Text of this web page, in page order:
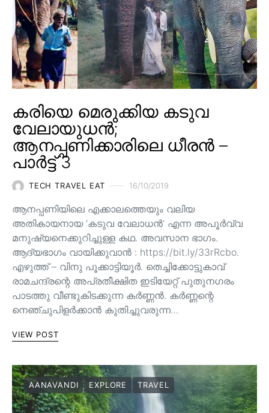
കരിയെ മെരുക്കിയ കടുവ
വേലായുധൻ;
ആനപ്പണിക്കാരിലെ ധീരൻ –
പാർട്ട് 3
TECH TRAVEL EAT 16/10/2019
ആനപ്പണിയിലെ എക്കാലത്തെയും വലിയ
അതികായനായ ‘കടുവ വേലാധൻ’ എന്ന അപൂർവ്വ
മനുഷ്യനെക്കുറിച്ചുള്ള കഥ. അവസാന ഭാഗം.
ആദ്യഭാഗം വായിക്കുവാൻ : https://bit.ly/33rRcbo.
എഴുത്ത് – വിനു പൂക്കാട്ടിയൂർ. തെച്ചിക്കോട്ടുകാവ്
രാമചന്ദ്രന്റെ അപ്രതീക്ഷിത ഇടിയേറ്റ് പുതുനഗരം
പാടത്തു വീണ്ടുകിടക്കുന്ന കർണ്ണൻ. കർണ്ണന്റെ
നെഞ്ചുപിളർക്കാൻ കുതിച്ചുവരുന്ന…
VIEW POST
AANAVANDI EXPLORE TRAVEL